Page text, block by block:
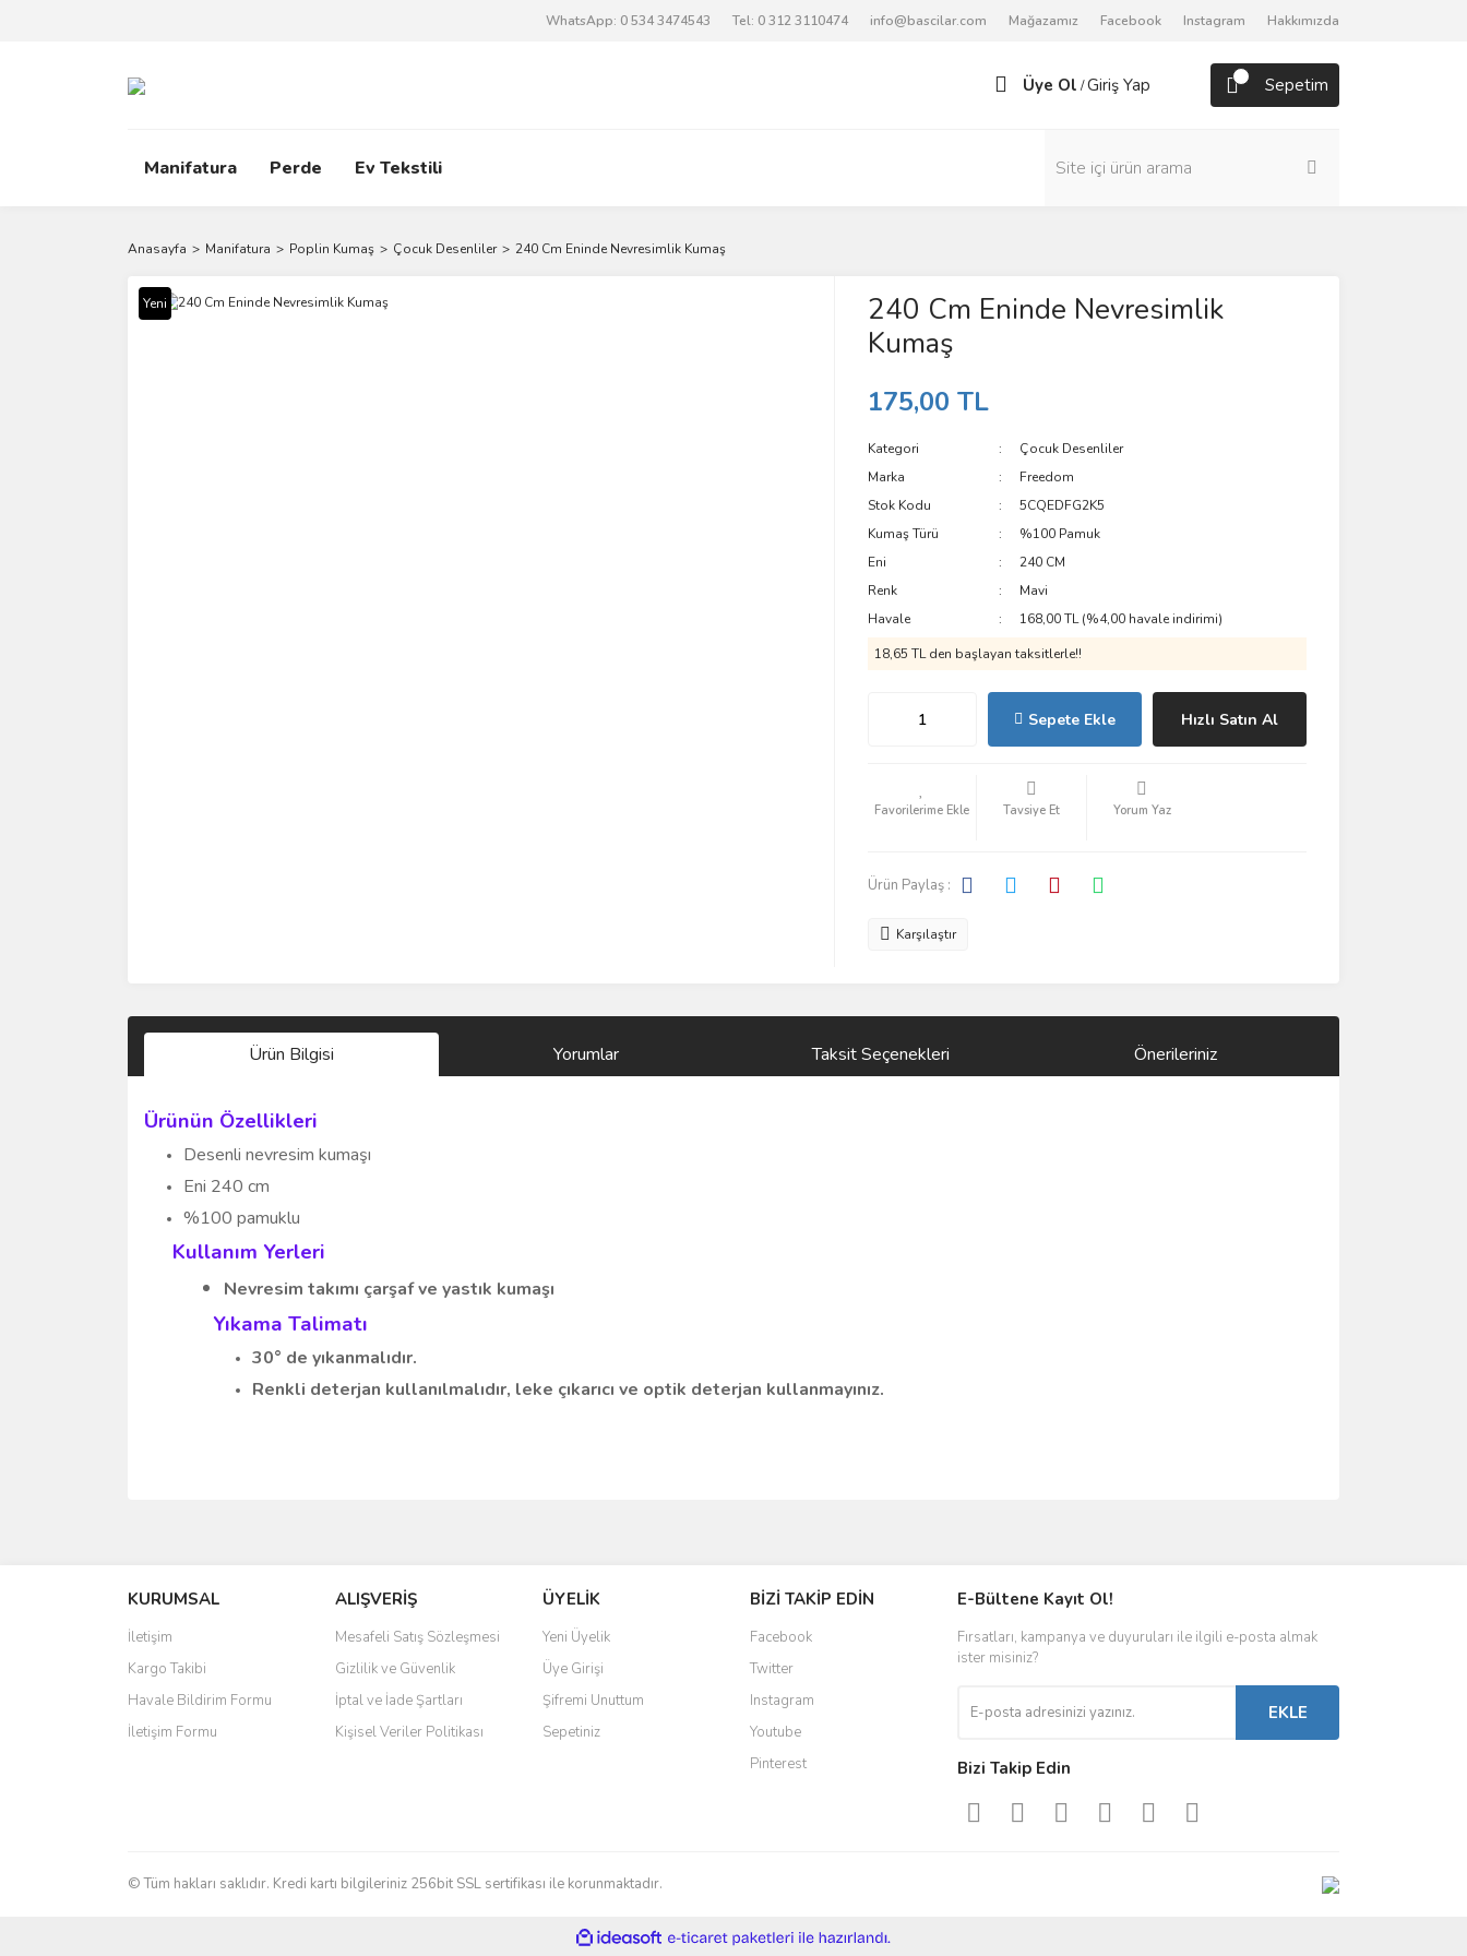
WhatsApp: 0 534 3474543 Tel: 0 312 3110474 info@bascilar.com Mağazamız Facebook Instagram Hakkımızda
Üye Ol /Giriş Yap Sepetim
Manifatura Perde Ev Tekstili
Anasayfa Manifatura Poplin Kumaş Çocuk Desenliler 240 Cm Eninde Nevresimlik Kumaş
Yeni
240 Cm Eninde Nevresimlik
Kumaş
175,00 TL
Kategori
Çocuk Desenliler
Marka
Freedom
Stok Kodu
5CQEDFG2K5
Kumaş Türü
%100 Pamuk
Eni
240 CM
Renk
Mavi
Havale
168,00 TL (%4,00 havale indirimi)
18,65 TL den başlayan taksitlerle!!
Sepete Ekle Hızlı Satın Al
Tavsiye Et Yorum Yaz
Ürün Paylaş :
Karşılaştır
Ürün Bilgisi Yorumlar Taksit Seçenekleri Önerileriniz
Ürünün Özellikleri
Desenli nevresim kumaşı
Eni 240 cm
%100 pamuklu
Kullanım Yerleri
Nevresim takımı çarşaf ve yastık kumaşı
Yıkama Talimatı
30° de yıkanmalıdır.
Renkli deterjan kullanılmalıdır, leke çıkarıcı ve optik deterjan kullanmayınız.
Ürün resmi kalitesiz, bozuk veya görüntülenemiyor.
Ürün açıklamasında eksik bilgiler bulunuyor.
Ürün bilgilerinde hatalar bulunuyor.
Ürün fiyatı diğer sitelerden daha pahalı.
Bu ürüne benzer farklı alternatifler olmalı.
KURUMSAL
İletişim
Kargo Takibi
Havale Bildirim Formu
İletişim Formu
ALIŞVERİŞ
Mesafeli Satış Sözleşmesi
Gizlilik ve Güvenlik
İptal ve İade Şartları
Kişisel Veriler Politikası
ÜYELİK
Yeni Üyelik
Üye Girişi
Şifremi Unuttum
Sepetiniz
BİZİ TAKİP EDİN
Facebook
Twitter
Instagram
Youtube
Pinterest
E-Bültene Kayıt Ol!
Fırsatları, kampanya ve duyuruları ile ilgili e-posta almak
ister misiniz?
EKLE
Bizi Takip Edin
© Tüm hakları saklıdır. Kredi kartı bilgileriniz 256bit SSL sertifikası ile korunmaktadır.
ideasoft
e-